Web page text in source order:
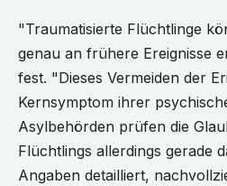
"Traumatisierte Flüchtlinge
genau an frühere Ereignisse
fest. "Dieses Vermeiden der
Kernsymptom ihrer
Asylbehörden prüfen die
Flüchtlings allerdings gerade
Angaben detailliert,